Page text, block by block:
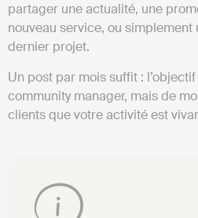
partager une actualité, une
nouveau service, ou simplement
dernier projet.
Un post par mois suffit :
community manager, mais de
clients que votre activité est